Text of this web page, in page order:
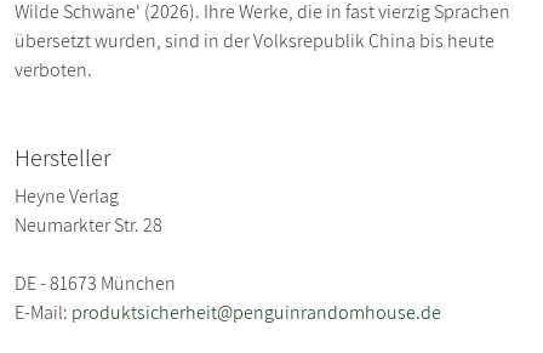
Wilde Schwäne' (2026). Ihre Werke, die in fast vierzig Sprachen
übersetzt wurden, sind in der Volksrepublik China bis heute
verboten.
Hersteller
Heyne Verlag
Neumarkter Str. 28
DE - 81673 München
E-Mail: produktsicherheit@penguinrandomhouse.de